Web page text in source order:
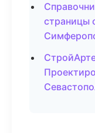
страницы